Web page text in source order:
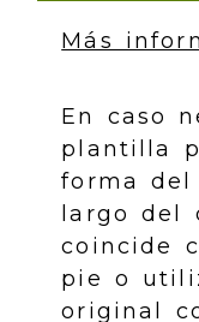
Más
En caso
plantilla
forma del
largo del
coincide
pie o
original